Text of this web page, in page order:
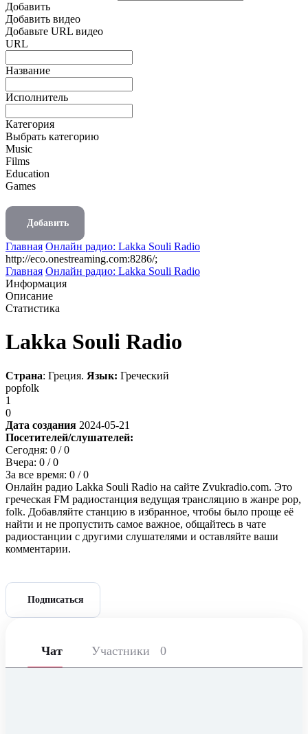
Добавить
Добавить видео
Добавьте URL видео
URL
Название
Исполнитель
Категория
Выбрать категорию
Music
Films
Education
Games
Добавить
Главная Онлайн радио: Lakka Souli Radio
http://eco.onestreaming.com:8286/;
Главная Онлайн радио: Lakka Souli Radio
Информация
Описание
Статистика
Lakka Souli Radio
Страна: Греция. Язык: Греческий
popfolk
1
0
Дата создания 2024-05-21
Посетителей/слушателей:
Сегодня: 0 / 0
Вчера: 0 / 0
За все время: 0 / 0
Онлайн радио Lakka Souli Radio на сайте Zvukradio.com. Это
греческая FM радиостанция ведущая трансляцию в жанре pop,
folk. Добавляйте станцию в избранное, чтобы было проще её
найти и не пропустить самое важное, общайтесь в чате
радиостанции с другими слушателями и оставляйте ваши
комментарии.
Подписаться
Чат Участники 0